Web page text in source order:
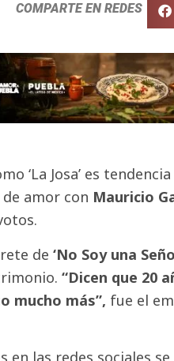
COMPARTE EN REDES
‘La Josa’ es
amor con Mauricio
de ‘No Soy una
“Dicen que 20
mucho más”, fue el
en las redes sociales